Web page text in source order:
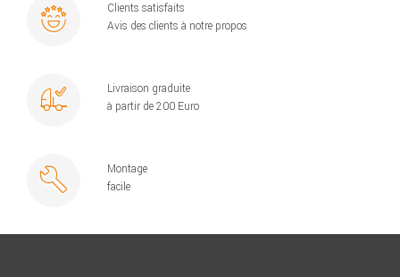
Clients satisfaits
Avis des clients à notre propos
Livraison graduite
à partir de 200 Euro
Montage
facile